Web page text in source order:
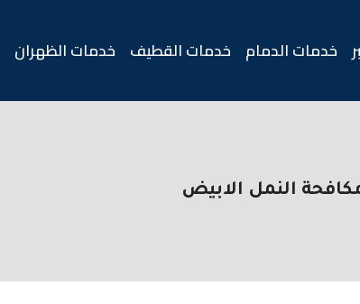
خدمات الدمام خدمات القطيف خدمات الظهران
النمل الابيض